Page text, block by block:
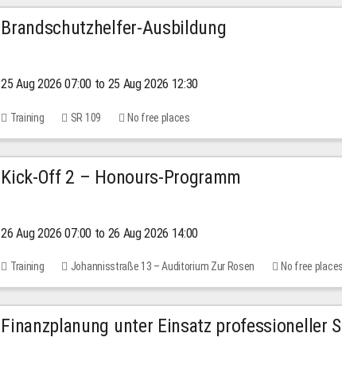
Brandschutzhelfer-Ausbildung
25 Aug 2026 07:00 to 25 Aug 2026 12:30
Training SR 109 No free places
Kick-Off 2 – Honours-Programm
26 Aug 2026 07:00 to 26 Aug 2026 14:00
Training Johannisstraße 13 – Auditorium Zur Rosen No free places
Finanzplanung unter Einsatz professioneller